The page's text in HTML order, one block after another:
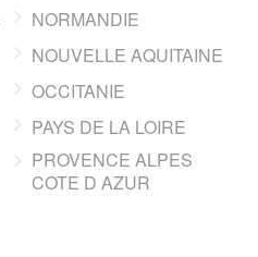
NORMANDIE
NOUVELLE AQUITAINE
OCCITANIE
PAYS DE LA LOIRE
PROVENCE ALPES
COTE D AZUR